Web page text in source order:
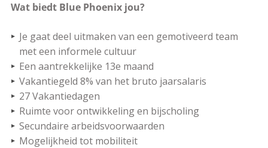
Wat biedt Blue Phoenix jou?
Je gaat deel uitmaken van een gemotiveerd team
met een informele cultuur
Een aantrekkelijke 13e maand
Vakantiegeld 8% van het bruto jaarsalaris
27 Vakantiedagen
Ruimte voor ontwikkeling en bijscholing
Secundaire arbeidsvoorwaarden
Mogelijkheid tot mobiliteit